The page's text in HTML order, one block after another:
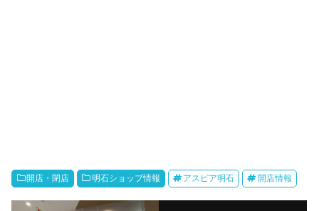
開店・閉店 明石ショップ情報 アスピア明石 開店情報